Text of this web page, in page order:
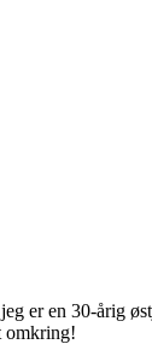
er en 30-årig
omkring!